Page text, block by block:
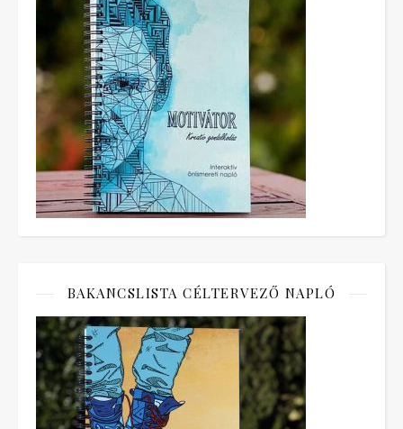
BAKANCSLISTA CÉLTERVEZŐ NAPLÓ